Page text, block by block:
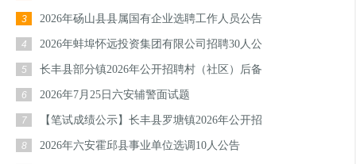
3 2026年砀山县县属国有企业选聘工作人员公告
4 2026年蚌埠怀远投资集团有限公司招聘30人公
5 长丰县部分镇2026年公开招聘村（社区）后备
6 2026年7月25日六安辅警面试题
7 【笔试成绩公示】长丰县罗塘镇2026年公开招
8 2026年六安霍邱县事业单位选调10人公告